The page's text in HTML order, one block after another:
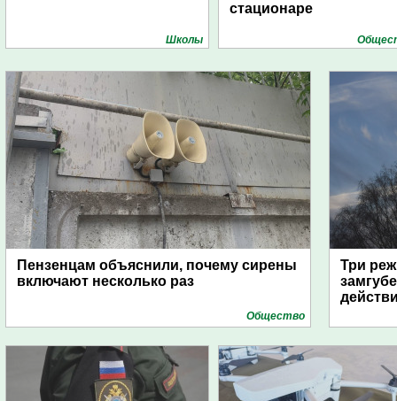
Школы
стационаре
Пензенцам объяснили, почему сирены
включают несколько раз
Общество
Три